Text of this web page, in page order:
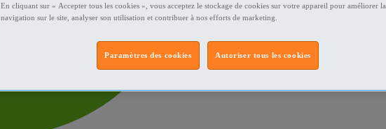
En cliquant sur « Accepter tous les cookies », vous acceptez le stockage de cookies sur votre appareil pour améliorer la
navigation sur le site, analyser son utilisation et contribuer à nos efforts de marketing.
Autoriser tous les cookies
Paramètres des cookies